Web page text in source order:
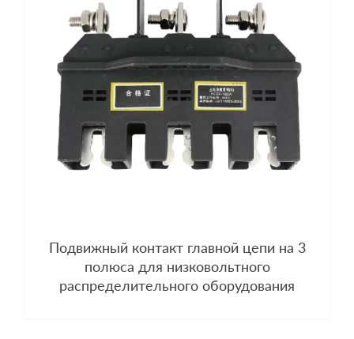
Подвижный контакт главной цепи на 3
полюса для низковольтного
распределительного оборудования